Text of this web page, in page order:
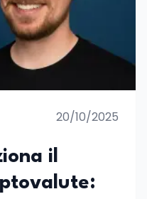
20/10/2025
il